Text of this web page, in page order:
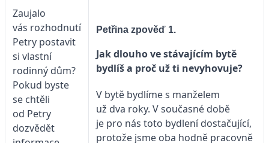
Zaujalo
vás rozhodnutí
Petry postavit
si vlastní
rodinný dům?
Pokud byste
se chtěli
od Petry
dozvědět
Petřina zpověď 1.
Jak dlouho ve stávajícím bytě
bydlíš a proč už ti nevyhovuje?
V bytě bydlíme s manželem
už dva roky. V současné době
je pro nás toto bydlení dostačující,
protože jsme oba hodně pracovně